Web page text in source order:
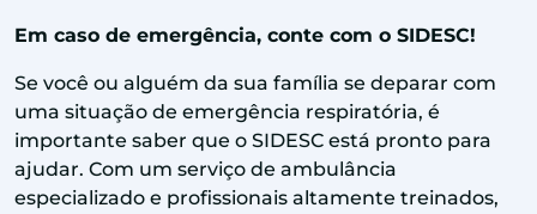
Em caso de emergência, conte com o SIDESC!
Se você ou alguém da sua família se deparar com
uma situação de emergência respiratória, é
importante saber que o SIDESC está pronto para
ajudar. Com um serviço de ambulância
especializado e profissionais altamente treinados,